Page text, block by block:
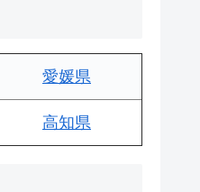
愛媛県
高知県